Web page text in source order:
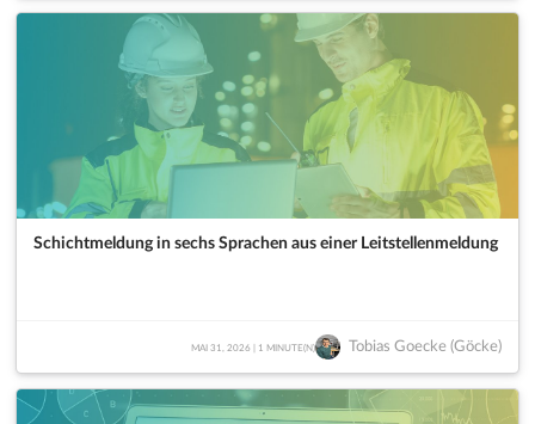
Schichtmeldung in sechs Sprachen aus einer Leitstellenmeldung
Tobias Goecke (Göcke)
MAI 31, 2026 | 1 MINUTE(N)